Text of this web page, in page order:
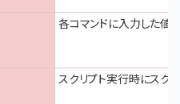
各コマンドに入力した値
スクリプト実行時にスク